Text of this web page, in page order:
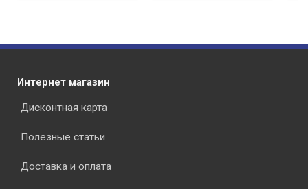
Интернет магазин
Дисконтная карта
Полезные статьи
Доставка и оплата